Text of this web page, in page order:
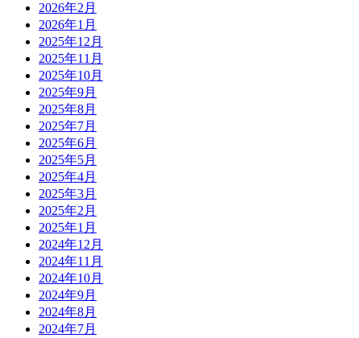
2026年2月
2026年1月
2025年12月
2025年11月
2025年10月
2025年9月
2025年8月
2025年7月
2025年6月
2025年5月
2025年4月
2025年3月
2025年2月
2025年1月
2024年12月
2024年11月
2024年10月
2024年9月
2024年8月
2024年7月